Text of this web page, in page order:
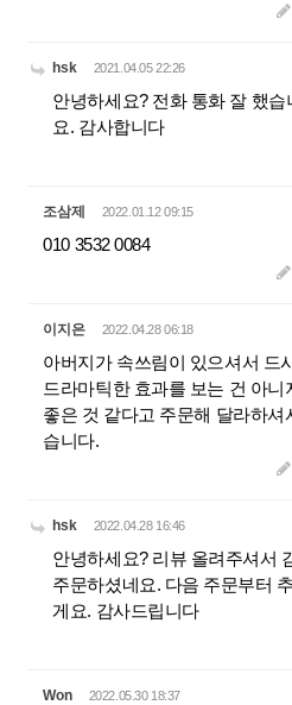
hsk 2021.04.05 22:26
안녕하세요? 전화 통화 잘 했
요. 감사합니다
조삼제 2022.01.12 09:15
010 3532 0084
이지은 2022.04.28 06:18
아버지가 속쓰림이 있으셔서 드
드라마틱한 효과를 보는 건 아니
좋은 것 같다고 주문해 달라하셔
습니다.
hsk 2022.04.28 16:46
안녕하세요? 리뷰 올려주셔서
주문하셨네요. 다음 주문부터
게요. 감사드립니다
Won 2022.05.30 18:37